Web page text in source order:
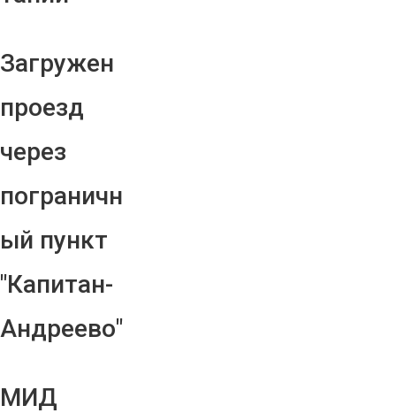
Загружен
проезд
через
пограничн
ый пункт
"Капитан-
Андреево"
МИД